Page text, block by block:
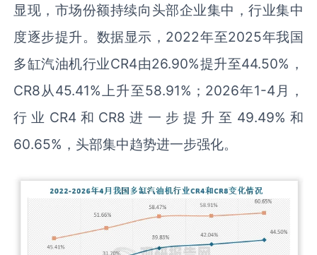
显现，市场份额持续向头部企业集中，行业集中
度逐步提升。数据显示，2022年至2025年我国
多缸汽油机行业CR4由26.90%提升至44.50%，
CR8从45.41%上升至58.91%；2026年1-4月，
行业CR4和CR8进一步提升至49.49%和
60.65%，头部集中趋势进一步强化。